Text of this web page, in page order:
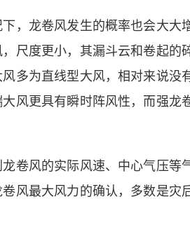
，龙卷风发生的概率也会大大
尺度更小，其漏斗云和卷起的
多为直线型大风，相对来说没
风更具有瞬时阵风性，而强龙
卷风的实际风速、中心气压等
风最大风力的确认，多数是灾